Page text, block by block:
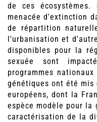
de ces écosystèmes.
menacée d'extinction
de répartition
l'urbanisation et
disponibles pour la
sexuée sont
programmes
génétiques ont été mis
européens, dont la
espèce modèle pour la
caractérisation de la